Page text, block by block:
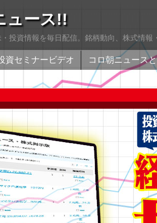
ュース!!
投資情報を毎日配信。銘柄動向、株式情
資セミナービデオ
コロ朝ニュース